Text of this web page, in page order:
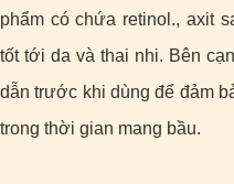
phẩm có chứa retinol., axit
tốt tới da và thai nhi. Bên
dẫn trước khi dùng để đảm
trong thời gian mang bầu.